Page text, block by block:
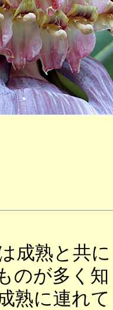
成熟と共に
のが多く知
熟に連れて